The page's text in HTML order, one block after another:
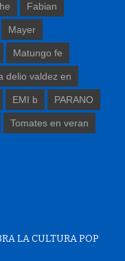
Fabian
Mayer
Matungo fe
delio valdez en
EMI b PARANO
Tomates en veran
LA CULTURA POP